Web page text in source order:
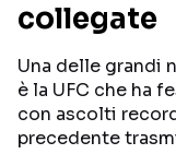
Streaming
NETFLIX
collegate
Una delle grandi
è la UFC che ha
con ascolti
precedente